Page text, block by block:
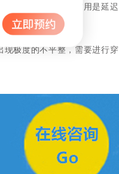
变慢，这样的副作用是延迟
慢恢复。
极度的不平整，需要进行穿